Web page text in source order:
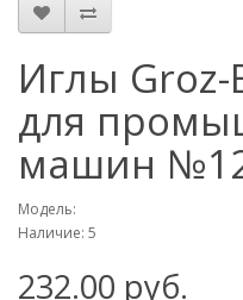
Иглы Groz-
для
машин
Модель:
Наличие: 5
232.00 руб.